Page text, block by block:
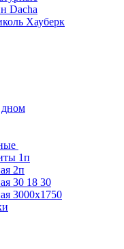
Dacha
Хауберк
1п
2п
30 18 30
3000х1750